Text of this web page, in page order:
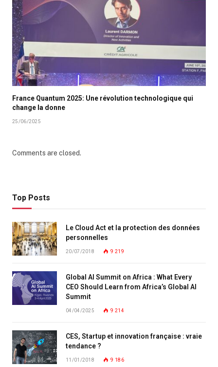
France Quantum 2025: Une révolution technologique qui
change la donne
25/06/2025
Comments are closed.
Top Posts
Le Cloud Act et la protection des données
personnelles
20/07/2018 9 219
Global AI Summit on Africa : What Every
CEO Should Learn from Africa’s Global AI
Summit
04/04/2025 9 214
CES, Startup et innovation française : vraie
tendance ?
11/01/2018 9 186